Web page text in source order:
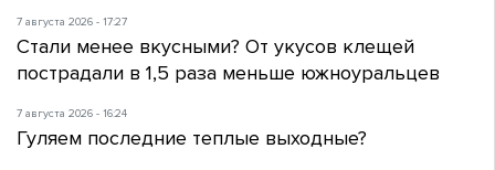
7 августа 2026 - 17:27
Стали менее вкусными? От укусов клещей
пострадали в 1,5 раза меньше южноуральцев
7 августа 2026 - 16:24
Гуляем последние теплые выходные?